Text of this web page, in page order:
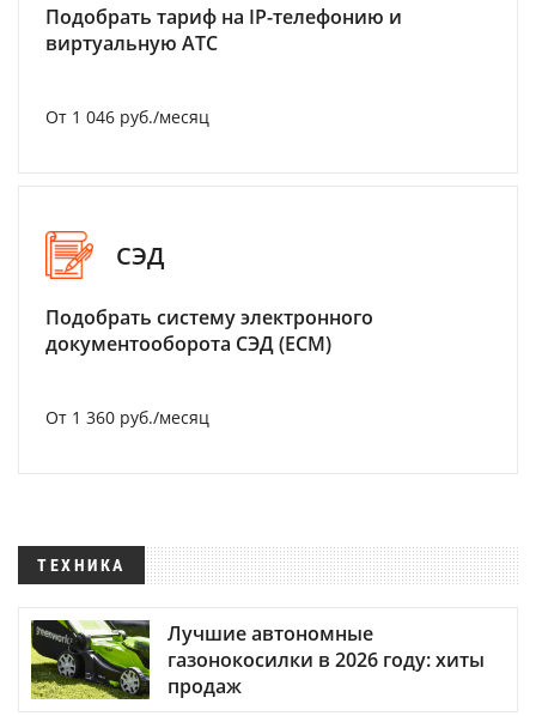
Подобрать тариф на IP-телефонию и
виртуальную АТС
От 1 046 руб./месяц
СЭД
Подобрать систему электронного
документооборота СЭД (ECM)
От 1 360 руб./месяц
ТЕХНИКА
Лучшие автономные
газонокосилки в 2026 году: хиты
продаж